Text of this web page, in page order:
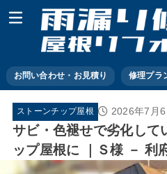
お問い合わせ・お見積り 修理プラ
ストーンチップ屋根 2026年7月6
サビ・色褪せで劣化して
ップ屋根に ｜Ｓ様 － 利